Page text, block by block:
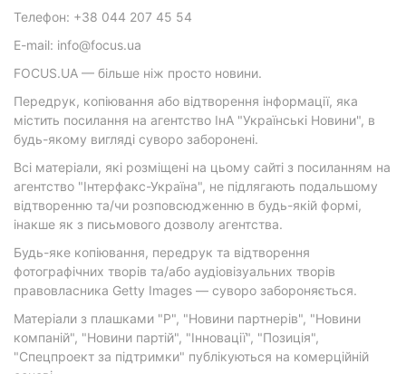
Телефон: +38 044 207 45 54
E-mail: info@focus.ua
FOCUS.UA — більше ніж просто новини.
Передрук, копіювання або відтворення інформації, яка
містить посилання на агентство ІнА "Українські Новини", в
будь-якому вигляді суворо заборонені.
Всі матеріали, які розміщені на цьому сайті з посиланням на
агентство "Інтерфакс-Україна", не підлягають подальшому
відтворенню та/чи розповсюдженню в будь-якій формі,
інакше як з письмового дозволу агентства.
Будь-яке копіювання, передрук та відтворення
фотографічних творів та/або аудіовізуальних творів
правовласника Getty Images — суворо забороняється.
Матеріали з плашками "Р", "Новини партнерів", "Новини
компаній", "Новини партій", "Інновації", "Позиція",
"Спецпроект за підтримки" публікуються на комерційній